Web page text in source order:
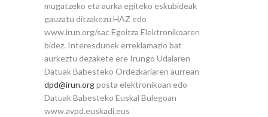
mugatzeko eta aurka egiteko eskubideak
gauzatu ditzakezu HAZ edo
www.irun.org/sac Egoitza Elektronikoaren
bidez. Interesdunek erreklamazio bat
aurkeztu dezakete ere Irungo Udalaren
Datuak Babesteko Ordezkariaren aurrean
dpd@irun.orgposta elektronikoan edo
Datuak Babesteko Euskal Bulegoan
www.avpd.euskadi.eus